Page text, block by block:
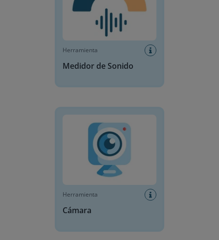
Herramienta
Medidor de Sonido
Herramienta
Cámara